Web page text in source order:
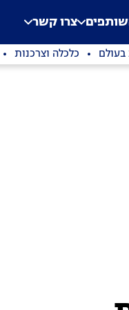
צרו קשר
כלכלה וצרכנות